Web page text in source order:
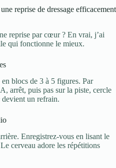
reprise de dressage efficacement
reprise par cœur ? En vrai, j’ai
qui fonctionne le mieux.
blocs de 3 à 5 figures. Par
arrêt, puis pas sur la piste, cercle
un refrain.
Enregistrez-vous en lisant le
cerveau adore les répétitions